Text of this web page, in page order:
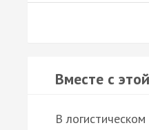
Вместе с
В